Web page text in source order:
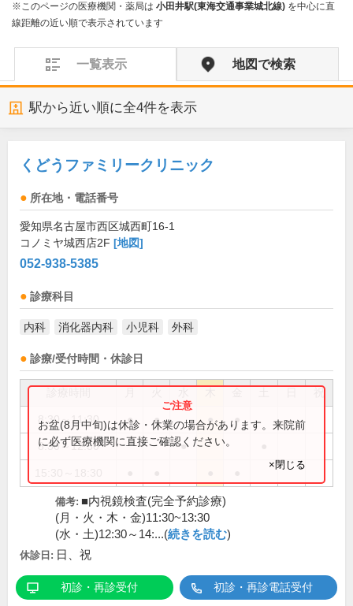
※このページの医療機関・薬局は 小田井駅(東海交通事業城北線) を中心に直
線距離の近い順で表示されています
一覧表示 地図で検索
駅から近い順に全4件を表示
くどうファミリークリニック
所在地・電話番号
愛知県名古屋市西区城西町16-1
コノミヤ城西店2F [地図]
052-938-5385
診療科目
内科 消化器内科 小児科 外科
診療/受付時間・休診日
祝
8:30～11:30 ● ● ● ●
8:30～12:30 ●
お盆(8月中旬)は休診・休業の場合があります。来院前
に必ず医療機関に直接ご確認ください。
×閉じる
備考: ■内視鏡検査(完全予約診療)
(月・火・木・金)11:30~13:30
(水・土)12:30～14:...(続きを読む)
休診日: 日、祝
初診・再診受付 初診・再診電話受付